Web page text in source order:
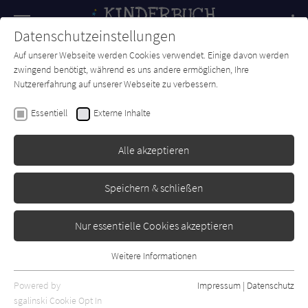
SUCHE Forum Charts Newsletter
Christian Roether
…
Standard
Alle Themen anzeigen
Datenschutzeinstellungen
Auf unserer Webseite werden Cookies verwendet. Einige davon werden
zwingend benötigt, während es uns andere ermöglichen, Ihre
Nutzererfahrung auf unserer Webseite zu verbessern.
Essentiell Externe Inhalte
Alle akzeptieren
Speichern & schließen
Nur essentielle Cookies akzeptieren
Essentielle Cookies werden für grundlegende Funktionen der
Webseite benötigt. Dadurch ist gewährleistet, dass die Webseite
Weitere Informationen
Powered by
sgalinski Cookie Opt In
Impressum | Datenschutz